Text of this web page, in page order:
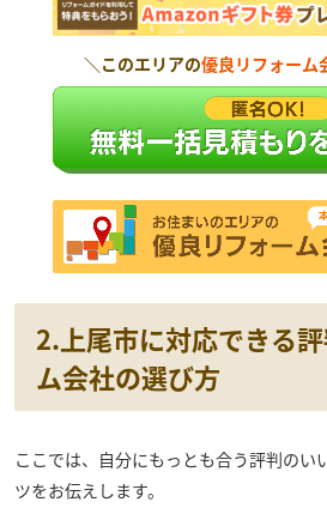
＼このエリアの優良リフォーム
2.上尾市に対応できる
ム会社の選び方
ここでは、自分にもっとも合う評判のい
ツをお伝えします。